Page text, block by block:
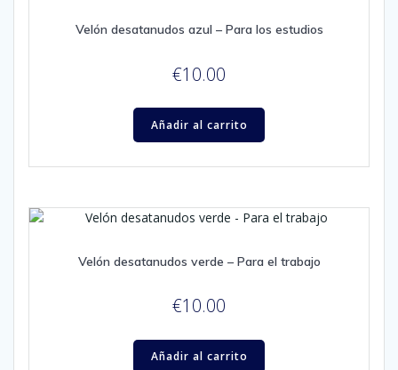
Velón desatanudos azul – Para los estudios
€10.00
Añadir al carrito
Velón desatanudos verde – Para el trabajo
€10.00
Añadir al carrito